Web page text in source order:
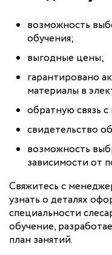
возможность
обучения;
выгодные цены;
гарантировано
материалы в
обратную связь
свидетельство
возможность
зависимости от
Свяжитесь с
узнать о деталях
специальности
обучение,
план занятий.